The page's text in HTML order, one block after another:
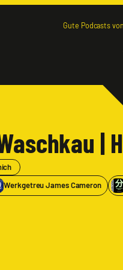
Gute Podcasts
|
Werkgetreu James Cameron